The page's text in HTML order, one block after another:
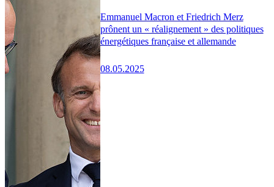
Emmanuel Macron et Friedrich Merz
prônent un « réalignement » des politiques
énergétiques française et allemande
08.05.2025